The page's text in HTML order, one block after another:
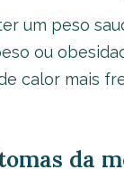
um peso
ou
calor mais
da